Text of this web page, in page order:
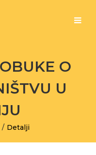
O
U
/ Detalji